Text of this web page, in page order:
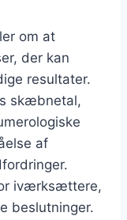
om at
der kan
resultater.
skæbnetal,
af
iværksættere,
beslutninger.